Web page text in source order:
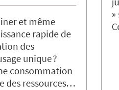
et même
rapide de
des
unique ?
consommation
des ressources…